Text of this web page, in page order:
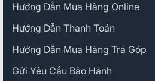
Hướng Dẫn Mua Hàng Online
Hướng Dẫn Thanh Toán
Hướng Dẫn Mua Hàng Trả Góp
Gửi Yêu Cầu Bảo Hành